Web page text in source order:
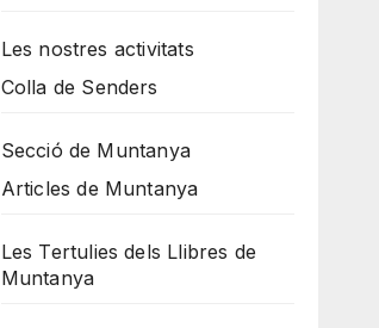
Les nostres activitats
Colla de Senders
Secció de Muntanya
Articles de Muntanya
Les Tertulies dels Llibres de
Muntanya